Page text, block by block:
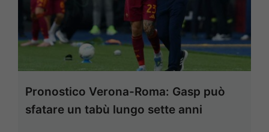
Pronostico Verona-Roma: Gasp può
sfatare un tabù lungo sette anni